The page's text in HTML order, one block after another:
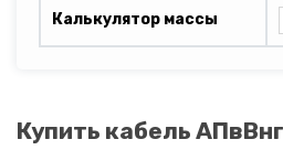
Калькулятор массы
Купить кабель